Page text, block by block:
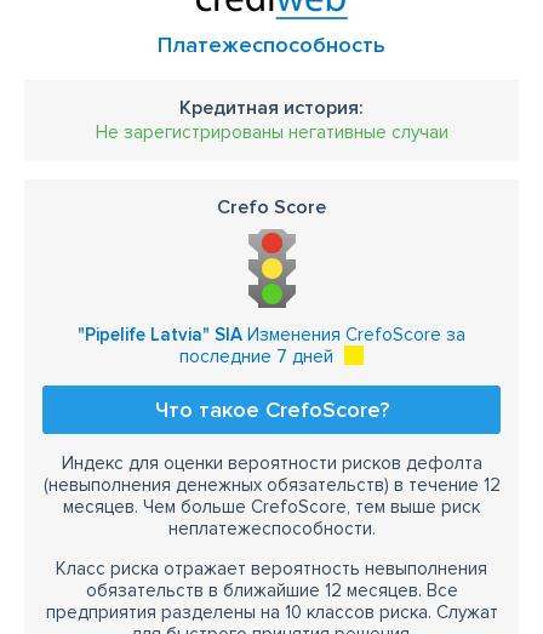
Платежеспособность
Кредитная история:
Не зарегистрированы негативные случаи
Crefo Score
"Pipelife Latvia" SIA Изменения CrefoScore за
последние 7 дней
Что такое CrefoScore?
Индекс для оценки вероятности рисков дефолта
(невыполнения денежных обязательств) в течение 12
месяцев. Чем больше CrefoScore, тем выше риск
неплатежеспособности.
Класс риска отражает вероятность невыполнения
обязательств в ближайшие 12 месяцев. Все
предприятия разделены на 10 классов риска. Служат